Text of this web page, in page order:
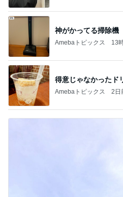
神がかってる掃除機
Amebaトピックス 13
得意じゃなかったド
Amebaトピックス 2日